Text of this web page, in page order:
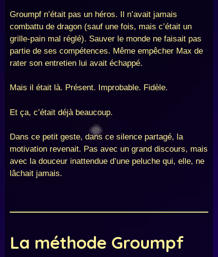
Groumpf n’était pas un héros. Il n’avait jamais
combattu de dragon (sauf une fois, mais c’était un
grille-pain mal réglé). Sauver le monde ne faisait pas
partie de ses compétences. Même empêcher Max de
rater son entretien lui avait échappé.
Mais il était là. Présent. Improbable. Fidèle.
Et ça, c’était déjà beaucoup.
Dans ce petit geste, dans ce silence partagé, la
motivation revenait. Pas avec un grand discours, mais
avec la douceur inattendue d’une peluche qui, elle, ne
lâchait jamais.
La méthode Groumpf